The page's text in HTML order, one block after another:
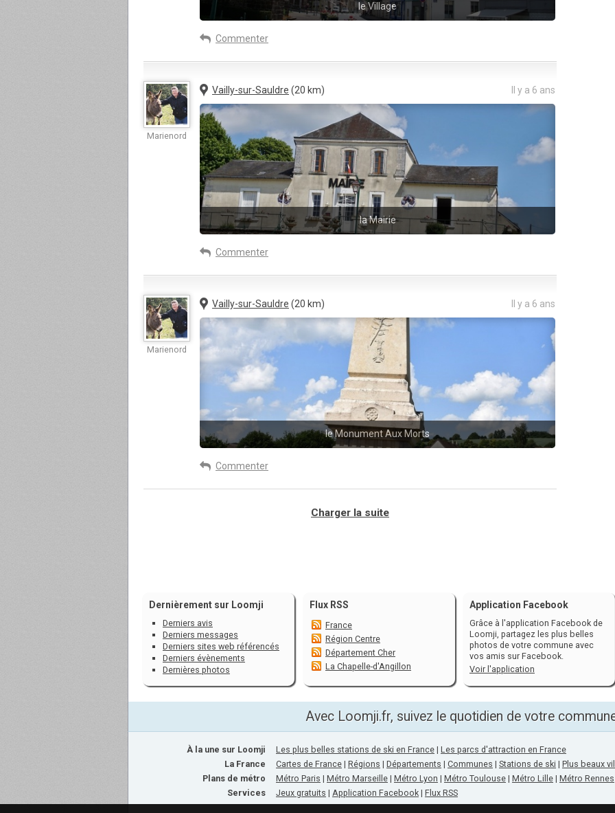
le Village
Commenter
Marienord
Il y a 6 ans
Vailly-sur-Sauldre (20 km)
la Mairie
Commenter
Marienord
Il y a 6 ans
Vailly-sur-Sauldre (20 km)
le Monument Aux Morts
Commenter
Charger la suite
Dernièrement sur Loomji
Derniers avis
Derniers messages
Derniers sites web référencés
Derniers évènements
Dernières photos
Flux RSS
France
Région Centre
Département Cher
La Chapelle-d'Angillon
Application Facebook
Grâce à l'application Facebook de
Loomji, partagez les plus belles
photos de votre commune avec
vos amis sur Facebook.
Voir l'application
Avec Loomji.fr, suivez le quotidien de votre
À la une sur Loomji
La France
Plans de métro
Services
Les plus belles stations de ski en France | Les parcs d'attraction en France
Cartes de France | Régions | Départements | Communes | Stations de ski | Plus beaux
Métro Paris | Métro Marseille | Métro Lyon | Métro Toulouse | Métro Lille | Métro Rennes
Jeux gratuits | Application Facebook | Flux RSS